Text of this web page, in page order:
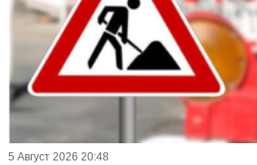
5 Август 2026 20:48